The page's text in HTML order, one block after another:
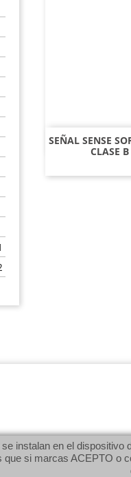
SEÑAL SENSE
CLASE

instalan en el
si marcas ACEPTO o